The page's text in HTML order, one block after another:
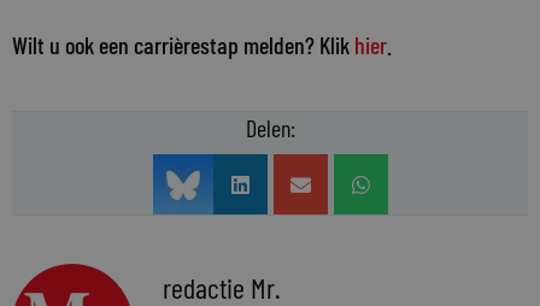
Wilt u ook een carrièrestap melden? Klik hier
Delen:
redactie Mr.